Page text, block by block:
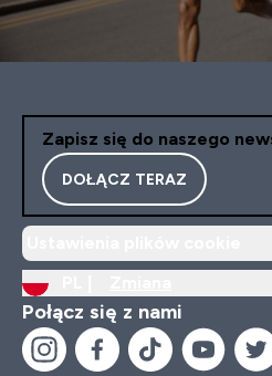
Zapisz się do naszego
DOŁĄCZ TERAZ
Połącz się z nami